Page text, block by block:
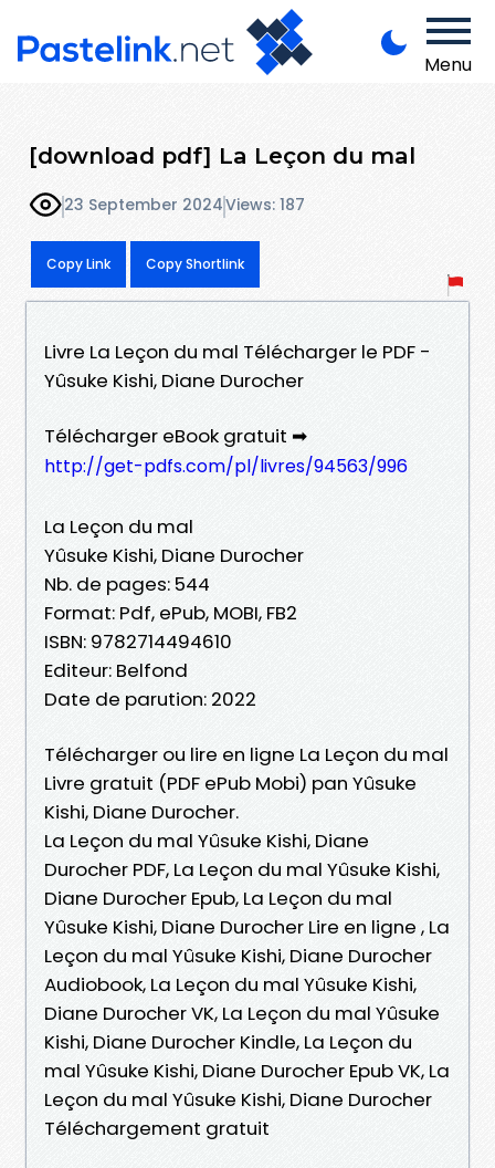
Menu
[download pdf] La Leçon du mal
23 September 2024Views: 187
Copy Link Copy Shortlink
Livre La Leçon du mal Télécharger le PDF -
Yûsuke Kishi, Diane Durocher
Télécharger eBook gratuit ➡
http://get-pdfs.com/pl/livres/94563/996
La Leçon du mal
Yûsuke Kishi, Diane Durocher
Nb. de pages: 544
Format: Pdf, ePub, MOBI, FB2
ISBN: 9782714494610
Editeur: Belfond
Date de parution: 2022
Télécharger ou lire en ligne La Leçon du mal
Livre gratuit (PDF ePub Mobi) pan Yûsuke
Kishi, Diane Durocher.
La Leçon du mal Yûsuke Kishi, Diane
Durocher PDF, La Leçon du mal Yûsuke Kishi,
Diane Durocher Epub, La Leçon du mal
Yûsuke Kishi, Diane Durocher Lire en ligne , La
Leçon du mal Yûsuke Kishi, Diane Durocher
Audiobook, La Leçon du mal Yûsuke Kishi,
Diane Durocher VK, La Leçon du mal Yûsuke
Kishi, Diane Durocher Kindle, La Leçon du
mal Yûsuke Kishi, Diane Durocher Epub VK, La
Leçon du mal Yûsuke Kishi, Diane Durocher
Téléchargement gratuit